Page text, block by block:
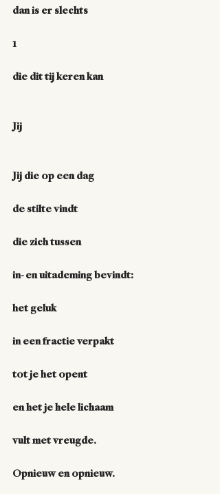
dan is er slechts
1
die dit tij keren kan
Jij
Jij die op een dag
de stilte vindt
die zich tussen
in- en uitademing bevindt:
het geluk
in een fractie verpakt
tot je het opent
en het je hele lichaam
vult met vreugde.
Opnieuw en opnieuw.